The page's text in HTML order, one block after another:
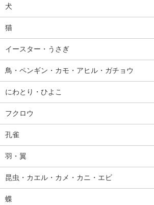
犬
猫
イースター・うさぎ
鳥・ペンギン・カモ・アヒル・ガチョウ
にわとり・ひよこ
フクロウ
孔雀
羽・翼
昆虫・カエル・カメ・カニ・エビ
蝶